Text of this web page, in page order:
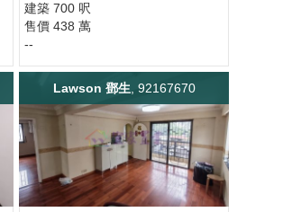
建築 700 呎
售價 438 萬
--
Lawson 鄧生 , 92167670